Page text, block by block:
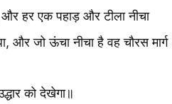
और हर एक पहाड़ और टीला नीचा
और जो ऊंचा नीचा है वह चौरस मार्ग
को देखेगा॥